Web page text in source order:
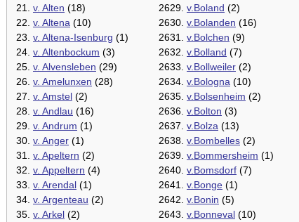
21. v. Alten (18)
22. v. Altena (10)
23. v. Altena-Isenburg (1)
24. v. Altenbockum (3)
25. v. Alvensleben (29)
26. v. Amelunxen (28)
27. v. Amstel (2)
28. v. Andlau (16)
29. v. Andrum (1)
30. v. Anger (1)
31. v. Apeltern (2)
32. v. Appeltern (4)
33. v. Arendal (1)
34. v. Argenteau (2)
35. v. Arkel (2)
2629. v.Boland (2)
2630. v.Bolanden (16)
2631. v.Bolchen (9)
2632. v.Bolland (7)
2633. v.Bollweiler (2)
2634. v.Bologna (10)
2635. v.Bolsenheim (2)
2636. v.Bolton (3)
2637. v.Bolza (13)
2638. v.Bombelles (2)
2639. v.Bommersheim (1)
2640. v.Bomsdorf (7)
2641. v.Bonge (1)
2642. v.Bonin (5)
2643. v.Bonneval (10)